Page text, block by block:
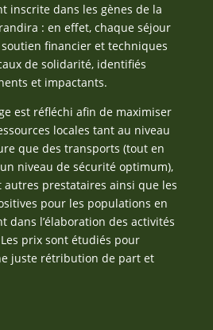
inscrite dans les gènes de la
: en effet, chaque séjour
financier et techniques
de solidarité, identifiés
et impactants.
est réfléchi afin de maximiser
locales tant au niveau
que des transports (tout en
niveau de sécurité optimum),
autres prestataires ainsi que les
pour les populations en
dans l’élaboration des activités
prix sont étudiés pour
juste rétribution de part et